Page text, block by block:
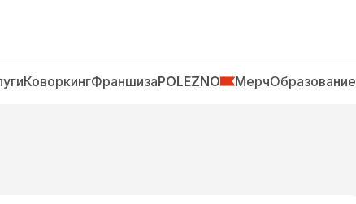
КоворкингФраншизаPOLEZNO МерчОбразование